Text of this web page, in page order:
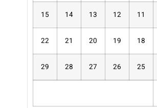
11
12
13
14
15
18
19
20
21
22
25
26
27
28
29